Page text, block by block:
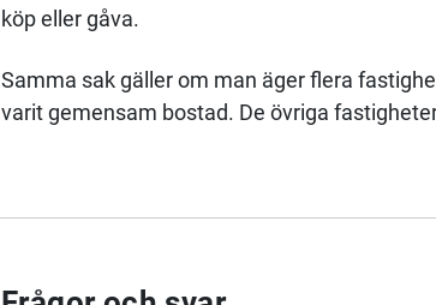
köp eller gåva.
Samma sak gäller om man äger flera
varit gemensam bostad. De övriga